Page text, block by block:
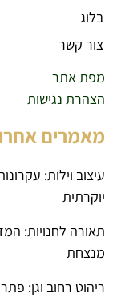
בלוג
צור קשר
מפת אתר
הצהרת נגישות
מאמרים
עיצוב וילות:
יוקרתית
תאורה לחנויות:
מנצחת
ריהוט רחוב וגן: